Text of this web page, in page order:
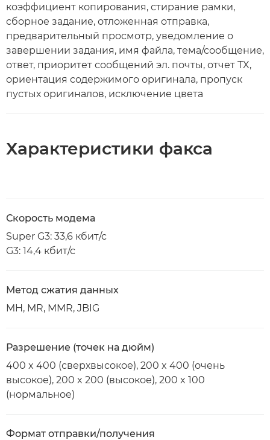
коэффициент копирования, стирание рамки,
сборное задание, отложенная отправка,
предварительный просмотр, уведомление о
завершении задания, имя файла, тема/сообщение,
ответ, приоритет сообщений эл. почты, отчет TX,
ориентация содержимого оригинала, пропуск
пустых оригиналов, исключение цвета
Характеристики факса
Скорость модема
Super G3: 33,6 кбит/с
G3: 14,4 кбит/с
Метод сжатия данных
MH, MR, MMR, JBIG
Разрешение (точек на дюйм)
400 x 400 (сверхвысокое), 200 x 400 (очень
высокое), 200 x 200 (высокое), 200 x 100
(нормальное)
Формат отправки/получения